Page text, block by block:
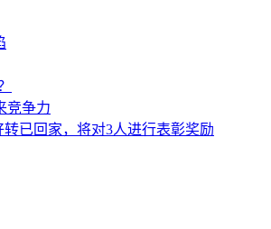
竞争力
已回家，将对3人进行表彰奖励